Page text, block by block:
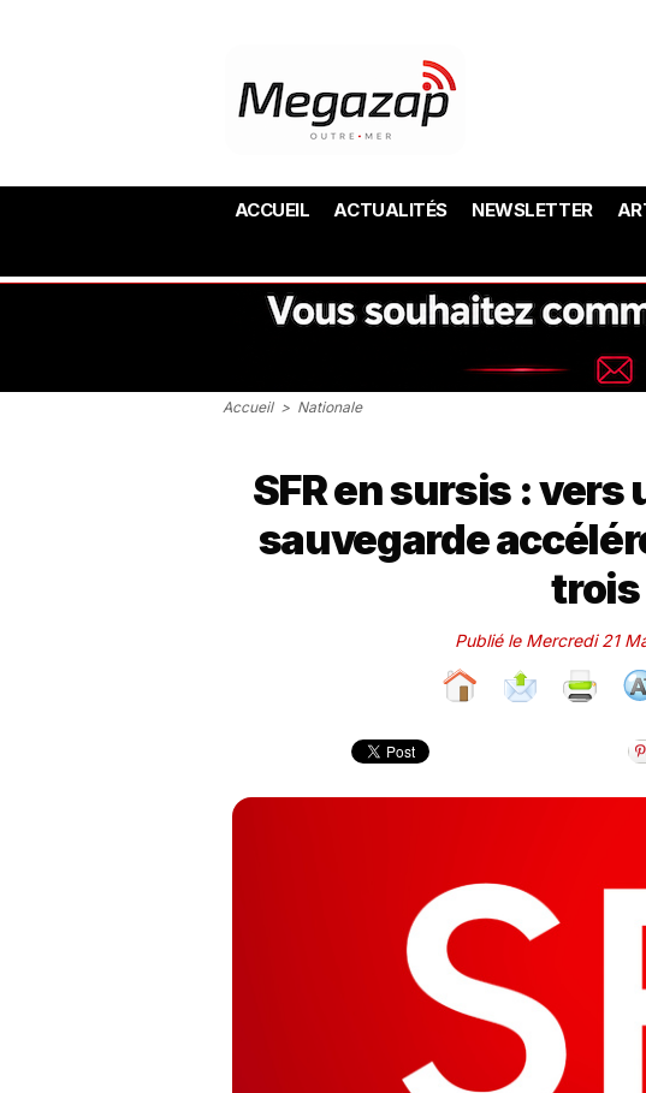
ACCUEIL ACTUALITÉS NEWSLETTER
Accueil > Nationale
SFR en sursis :
sauvegarde
trois
Publié le Mercredi 21